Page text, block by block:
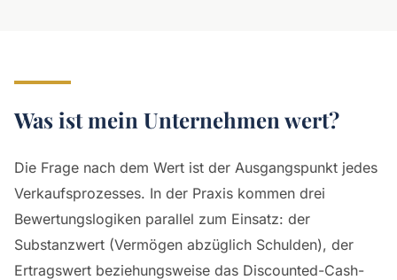
Was ist mein Unternehmen wert?
Die Frage nach dem Wert ist der Ausgangspunkt jedes
Verkaufsprozesses. In der Praxis kommen drei
Bewertungslogiken parallel zum Einsatz: der
Substanzwert (Vermögen abzüglich Schulden), der
Ertragswert beziehungsweise das Discounted-Cash-